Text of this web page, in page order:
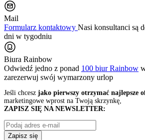
Mail
Formularz kontaktowy Nasi konsultanci są
dni w tygodniu
Biura Rainbow
Odwiedź jedno z ponad 100 biur Rainbow
zarezerwuj swój wymarzony urlop
Jeśli chcesz jako pierwszy otrzymać najlepsze
marketingowe wprost na Twoją skrzynkę,
ZAPISZ SIĘ NA NEWSLETTER:
Zapisz się